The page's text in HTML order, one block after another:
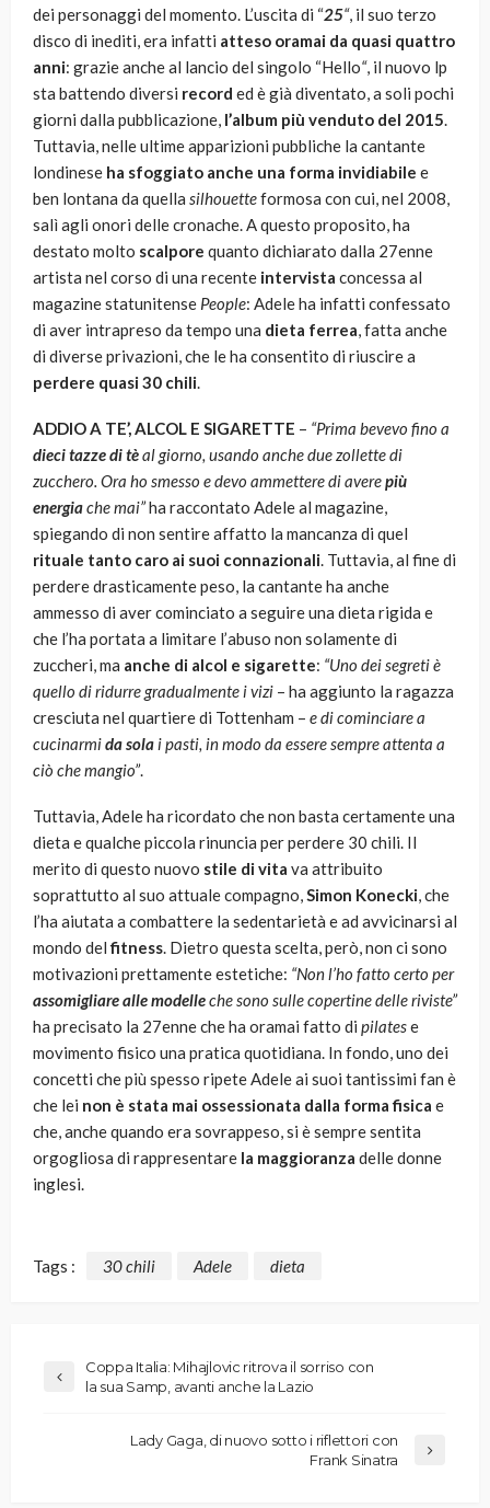
dei personaggi del momento. L’uscita di “25“, il suo terzo
disco di inediti, era infatti atteso oramai da quasi quattro
anni: grazie anche al lancio del singolo “Hello“, il nuovo lp
sta battendo diversi record ed è già diventato, a soli pochi
giorni dalla pubblicazione, l’album più venduto del 2015.
Tuttavia, nelle ultime apparizioni pubbliche la cantante
londinese ha sfoggiato anche una forma invidiabile e
ben lontana da quella silhouetteformosa con cui, nel 2008,
salì agli onori delle cronache. A questo proposito, ha
destato molto scalpore quanto dichiarato dalla 27enne
artista nel corso di una recente intervista concessa al
magazine statunitense People: Adele ha infatti confessato
di aver intrapreso da tempo una dieta ferrea, fatta anche
di diverse privazioni, che le ha consentito di riuscire a
perdere quasi 30 chili.
ADDIO A TE’, ALCOL E SIGARETTE – “Prima bevevo fino a
dieci tazze di tèal giorno, usando anche due zollette di
zucchero. Ora ho smesso e devo ammettere di averepiù
energiache mai”ha raccontato Adele al magazine,
spiegando di non sentire affatto la mancanza di quel
rituale tanto caro ai suoi connazionali. Tuttavia, al fine di
perdere drasticamente peso, la cantante ha anche
ammesso di aver cominciato a seguire una dieta rigida e
che l’ha portata a limitare l’abuso non solamente di
zuccheri, ma anche di alcol e sigarette: “Uno dei segreti è
quello di ridurre gradualmente i vizi – ha aggiunto la ragazza
cresciuta nel quartiere di Tottenham – e di cominciare a
cucinarmida solai pasti, in modo da essere sempre attenta a
ciò che mangio”.
Tuttavia, Adele ha ricordato che non basta certamente una
dieta e qualche piccola rinuncia per perdere 30 chili. Il
merito di questo nuovo stile di vita va attribuito
soprattutto al suo attuale compagno,Simon Konecki, che
l’ha aiutata a combattere la sedentarietà e ad avvicinarsi al
mondo delfitness. Dietro questa scelta, però, non ci sono
motivazioni prettamente estetiche: “Non l’ho fatto certo per
assomigliare alle modelleche sono sulle copertine delle riviste”
ha precisato la 27enne che ha oramai fatto di pilatese
movimento fisico una pratica quotidiana. In fondo, uno dei
concetti che più spesso ripete Adele ai suoi tantissimi fan è
che lei non è stata mai ossessionata dalla forma fisica e
che, anche quando era sovrappeso, si è sempre sentita
orgogliosa di rappresentare la maggioranza delle donne
inglesi.
Tags : 30 chili Adele dieta
Coppa Italia: Mihajlovic ritrova il sorriso con
la sua Samp, avanti anche la Lazio
Lady Gaga, di nuovo sotto i riflettori con
Frank Sinatra